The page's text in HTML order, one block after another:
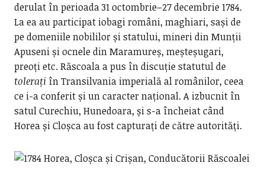
derulat în perioada 31 octombrie–27 decembrie 1784.
La ea au participat iobagi români, maghiari, sași de
pe domeniile nobililor și statului, mineri din Munții
Apuseni și ocnele din Maramureș, meșteșugari,
preoți etc. Răscoala a pus în discuție statutul de
tolerați în Transilvania imperială al românilor, ceea
ce i-a conferit și un caracter național. A izbucnit în
satul Curechiu, Hunedoara, și s-a încheiat când
Horea și Cloșca au fost capturați de către autorități.